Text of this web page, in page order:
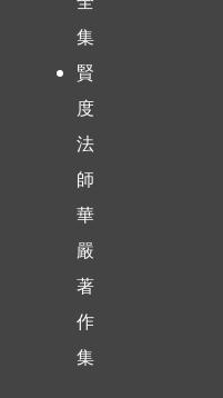
集
賢
度
法
師
華
嚴
著
作
集